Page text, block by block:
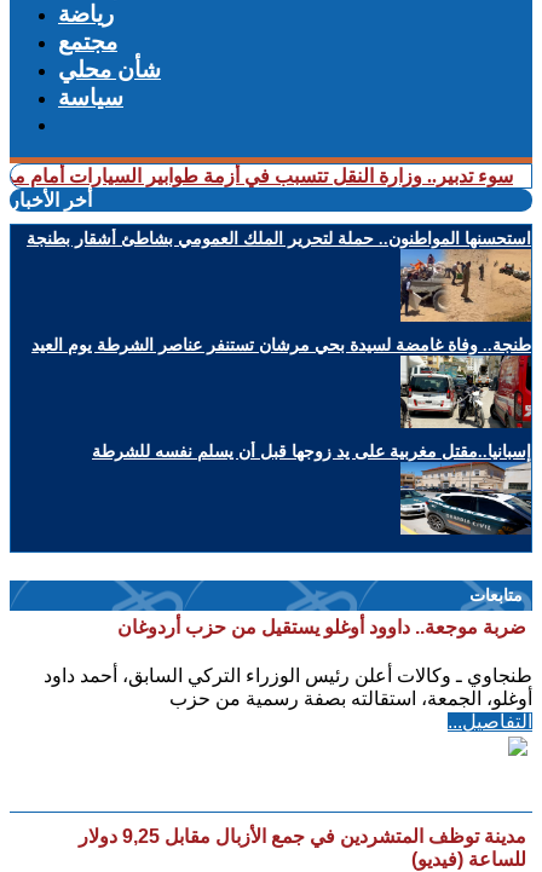
رياضة
مجتمع
شأن محلي
سياسة
تدبير.. وزارة النقل تتسبب في أزمة طوابير السيارات أمام مراكز
أخر الأخبار
استحسنها المواطنون.. حملة لتحرير الملك العمومي بشاطئ أشقار بطنجة
طنجة.. وفاة غامضة لسيدة بحي مرشان تستنفر عناصر الشرطة يوم العيد
إسبانيا..مقتل مغربية على يد زوجها قبل أن يسلم نفسه للشرطة
متابعات
ضربة موجعة.. داوود أوغلو يستقيل من حزب أردوغان
طنجاوي ـ وكالات أعلن رئيس الوزراء التركي السابق، أحمد داود
أوغلو، الجمعة، استقالته بصفة رسمية من حزب
التفاصيل...
مدينة توظف المتشردين في جمع الأزبال مقابل 9,25 دولار
للساعة (فيديو)